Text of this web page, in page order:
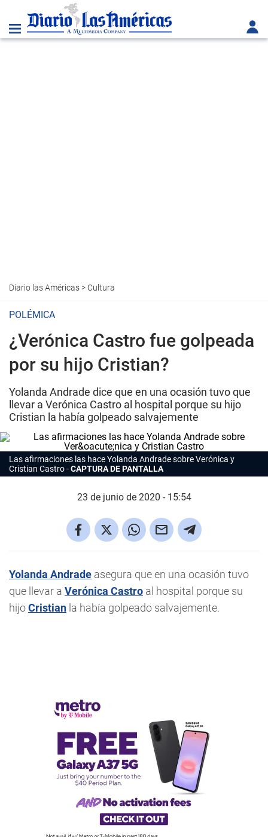
Diario las Américas> Cultura
POLÉMICA
¿Verónica Castro fue golpeada
por su hijo Cristian?
Yolanda Andrade dice que en una ocasión tuvo que
llevar a Verónica Castro al hospital porque su hijo
Cristian la había golpeado salvajemente
Las afirmaciones las hace Yolanda Andrade sobre Verónica y
Cristian Castro
CAPTURA DE PANTALLA
23 de junio de 2020 - 15:54
Yolanda Andrade asegura que en una ocasión tuvo
que llevar a Verónica Castro al hospital porque su
hijoCristian la había golpeado salvajemente.